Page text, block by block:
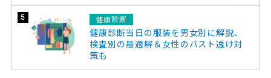
健康診断
健康診断当日の服装を男女別に解説、
検査別の最適解＆女性のバスト透け対
策も